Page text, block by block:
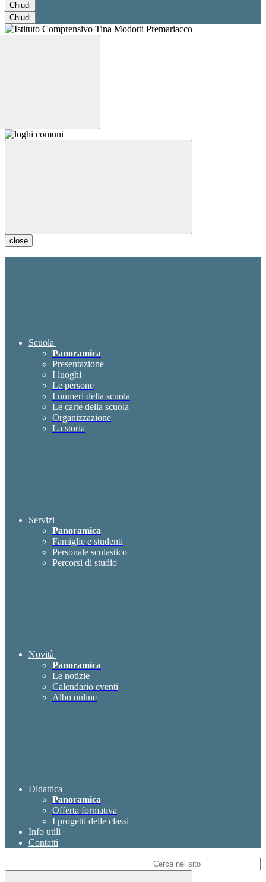
Chiudi
Chiudi
close
Scuola
Panoramica
Presentazione
I luoghi
Le persone
I numeri della scuola
Le carte della scuola
Organizzazione
La storia
Servizi
Panoramica
Famiglie e studenti
Personale scolastico
Percorsi di studio
Novità
Panoramica
Le notizie
Calendario eventi
Albo online
Didattica
Panoramica
Offerta formativa
I progetti delle classi
Info utili
Contatti